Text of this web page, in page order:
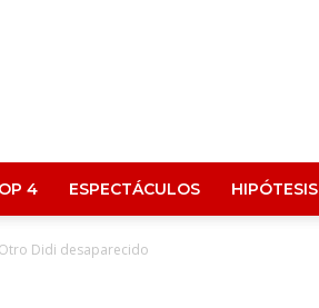
4 ESPECTÁCULOS HIPÓTESIS
Didi desaparecido